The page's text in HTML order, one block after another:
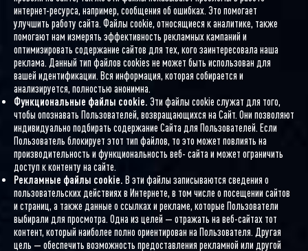
интернет-ресурса, например, сообщения об ошибках. Это помогает
улучшить работу сайта. Файлы cookie, относящиеся к аналитике, также
помогают нам измерять эффективность рекламных кампаний и
оптимизировать содержание сайтов для тех, кого заинтересовала наша
реклама. Данный тип файлов cookies не может быть использован для
вашей идентификации. Вся информация, которая собирается и
анализируется, полностью анонимна.
Функциональные файлы cookie. Эти файлы cookie служат для того,
чтобы опознавать Пользователей, возвращающихся на Сайт. Они позволяют
индивидуально подбирать содержание Сайта для Пользователей. Если
Пользователь блокирует этот тип файлов, то это может повлиять на
производительность и функциональность веб- сайта и может ограничить
доступ к контенту на сайте.
Рекламные файлы cookie. В эти файлы записываются сведения о
пользовательских действиях в Интернете, в том числе о посещении сайтов
и страниц, а также данные о ссылках и рекламе, которые Пользователи
выбирали для просмотра. Одна из целей — отражать на веб-сайтах тот
контент, который наиболее полно ориентирован на Пользователя. Другая
цель — обеспечить возможность предоставления рекламной или другой